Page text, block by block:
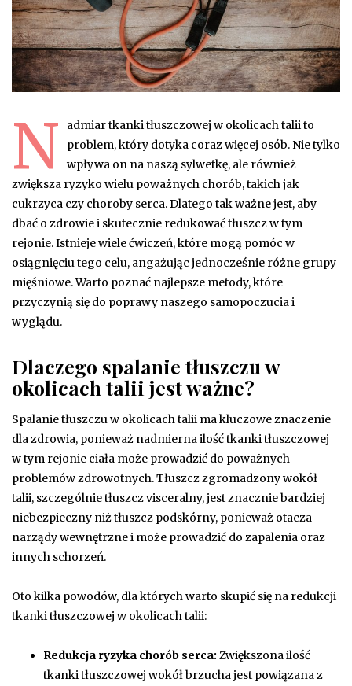
N
admiar tkanki tłuszczowej w okolicach talii to
problem, który dotyka coraz więcej osób. Nie tylko
wpływa on na naszą sylwetkę, ale również
zwiększa ryzyko wielu poważnych chorób, takich jak
cukrzyca czy choroby serca. Dlatego tak ważne jest, aby
dbać o zdrowie i skutecznie redukować tłuszcz w tym
rejonie. Istnieje wiele ćwiczeń, które mogą pomóc w
osiągnięciu tego celu, angażując jednocześnie różne grupy
mięśniowe. Warto poznać najlepsze metody, które
przyczynią się do poprawy naszego samopoczucia i
wyglądu.
Dlaczego spalanie tłuszczu w
okolicach talii jest ważne?
Spalanie tłuszczu w okolicach talii ma kluczowe znaczenie
dla zdrowia, ponieważ nadmierna ilość tkanki tłuszczowej
w tym rejonie ciała może prowadzić do poważnych
problemów zdrowotnych. Tłuszcz zgromadzony wokół
talii, szczególnie tłuszcz visceralny, jest znacznie bardziej
niebezpieczny niż tłuszcz podskórny, ponieważ otacza
narządy wewnętrzne i może prowadzić do zapalenia oraz
innych schorzeń.
Oto kilka powodów, dla których warto skupić się na redukcji
tkanki tłuszczowej w okolicach talii:
Redukcja ryzyka chorób serca: Zwiększona ilość
tkanki tłuszczowej wokół brzucha jest powiązana z